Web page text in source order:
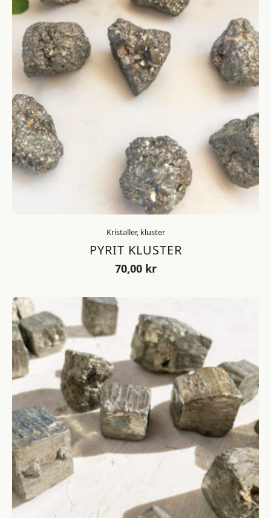
Kristaller, kluster
PYRIT KLUSTER
70,00 kr